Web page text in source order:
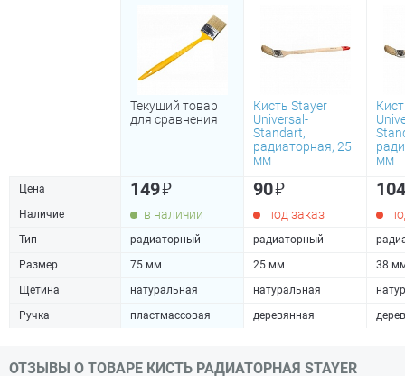
Текущий товар
для сравнения
Кисть Stayer
Universal-
Standart,
радиаторная, 25
мм
мм
Цена 149₽ 90₽
Наличие в наличии под заказ
Тип радиаторный радиаторный
Размер
75 мм 25 мм
38
Щетина
натуральная натуральная
Ручка
пластмассовая деревянная
ОТЗЫВЫ О ТОВАРЕ КИСТЬ РАДИАТОРНАЯ STAYER